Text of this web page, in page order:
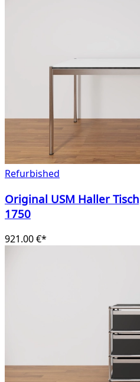
Refurbished
Original USM Haller
1750
921.00 €*